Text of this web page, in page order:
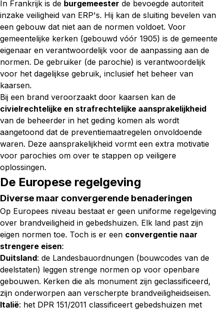
In Frankrijk is de burgemeester de bevoegde autoriteit
inzake veiligheid van ERP's. Hij kan de sluiting bevelen van
een gebouw dat niet aan de normen voldoet. Voor
gemeentelijke kerken (gebouwd vóór 1905) is de gemeente
eigenaar en verantwoordelijk voor de aanpassing aan de
normen. De gebruiker (de parochie) is verantwoordelijk
voor het dagelijkse gebruik, inclusief het beheer van
kaarsen.
Bij een brand veroorzaakt door kaarsen kan de
civielrechtelijke en strafrechtelijke aansprakelijkheid
van de beheerder in het geding komen als wordt
aangetoond dat de preventiemaatregelen onvoldoende
waren. Deze aansprakelijkheid vormt een extra motivatie
voor parochies om over te stappen op veiligere
oplossingen.
De Europese regelgeving
Diverse maar convergerende benaderingen
Op Europees niveau bestaat er geen uniforme regelgeving
over brandveiligheid in gebedshuizen. Elk land past zijn
eigen normen toe. Toch is er een convergentie naar
strengere eisen:
Duitsland: de Landesbauordnungen (bouwcodes van de
deelstaten) leggen strenge normen op voor openbare
gebouwen. Kerken die als monument zijn geclassificeerd,
zijn onderworpen aan verscherpte brandveiligheidseisen.
Italië: het DPR 151/2011 classificeert gebedshuizen met